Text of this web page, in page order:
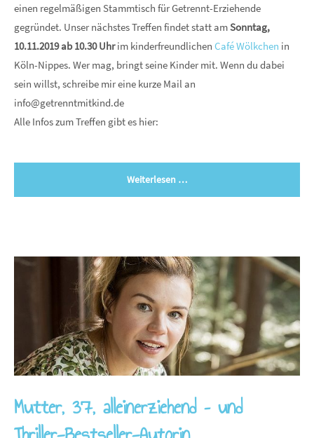
einen regelmäßigen Stammtisch für Getrennt-Erziehende
gegründet. Unser nächstes Treffen findet statt amSonntag,
10.11.2019 ab 10.30 Uhrim kinderfreundlichen Café Wölkchen in
Köln-Nippes. Wer mag, bringt seine Kinder mit. Wenn du dabei
sein willst, schreibe mir eine kurze Mail an
info@getrenntmitkind.de
Alle Infos zum Treffen gibt es hier:
Weiterlesen …
Mutter, 37, alleinerziehend – und